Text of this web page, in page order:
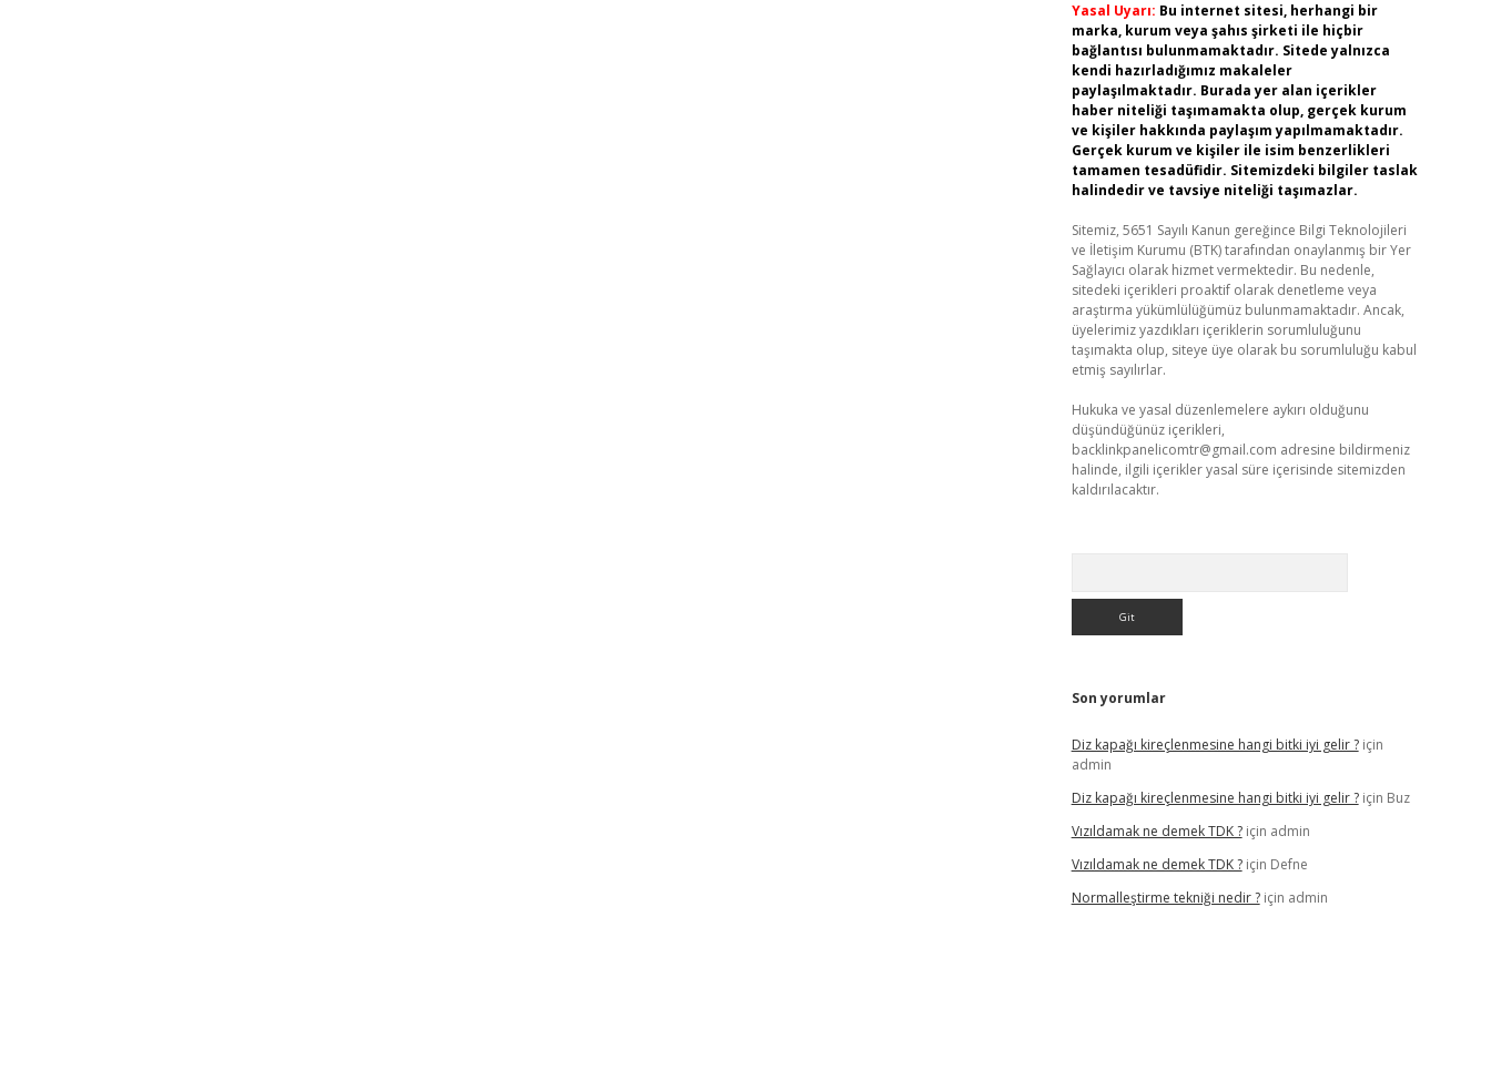
Yasal Uyarı: Bu internet sitesi, herhangi bir
marka, kurum veya şahıs şirketi ile hiçbir
bağlantısı bulunmamaktadır. Sitede yalnızca
kendi hazırladığımız makaleler
paylaşılmaktadır. Burada yer alan içerikler
haber niteliği taşımamakta olup, gerçek kurum
ve kişiler hakkında paylaşım yapılmamaktadır.
Gerçek kurum ve kişiler ile isim benzerlikleri
tamamen tesadüfidir. Sitemizdeki bilgiler taslak
halindedir ve tavsiye niteliği taşımazlar.
Sitemiz, 5651 Sayılı Kanun gereğince Bilgi Teknolojileri
ve İletişim Kurumu (BTK) tarafından onaylanmış bir Yer
Sağlayıcı olarak hizmet vermektedir. Bu nedenle,
sitedeki içerikleri proaktif olarak denetleme veya
araştırma yükümlülüğümüz bulunmamaktadır. Ancak,
üyelerimiz yazdıkları içeriklerin sorumluluğunu
taşımakta olup, siteye üye olarak bu sorumluluğu kabul
etmiş sayılırlar.
Hukuka ve yasal düzenlemelere aykırı olduğunu
düşündüğünüz içerikleri,
backlinkpanelicomtr@gmail.com adresine bildirmeniz
halinde, ilgili içerikler yasal süre içerisinde sitemizden
kaldırılacaktır.
Son yorumlar
Diz kapağı kireçlenmesine hangi bitki iyi gelir ?için
admin
Diz kapağı kireçlenmesine hangi bitki iyi gelir ?için Buz
Vızıldamak ne demek TDK ?için admin
Vızıldamak ne demek TDK ?için Defne
Normalleştirme tekniği nedir ?için admin